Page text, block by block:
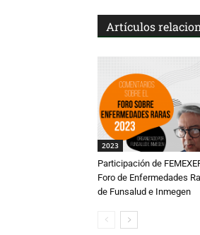
Artículos
2023
Participación de
Foro de Enfermedades
de Funsalud e Inmegen